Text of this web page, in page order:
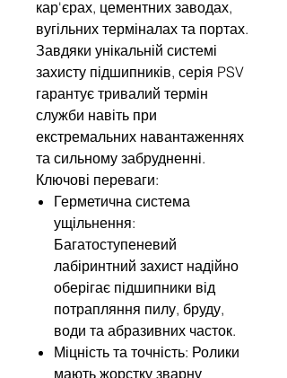
кар'єрах, цементних заводах,
вугільних терміналах та портах.
Завдяки унікальній системі
захисту підшипників, серія PSV
гарантує тривалий термін
служби навіть при
екстремальних навантаженнях
та сильному забрудненні.
Ключові переваги:
Герметична система
ущільнення:
Багатоступеневий
лабіринтний захист надійно
оберігає підшипники від
потрапляння пилу, бруду,
води та абразивних часток.
Міцність та точність: Ролики
мають жорстку зварну